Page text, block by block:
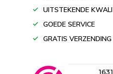
UITSTEKENDE
GOEDE SERVICE
GRATIS